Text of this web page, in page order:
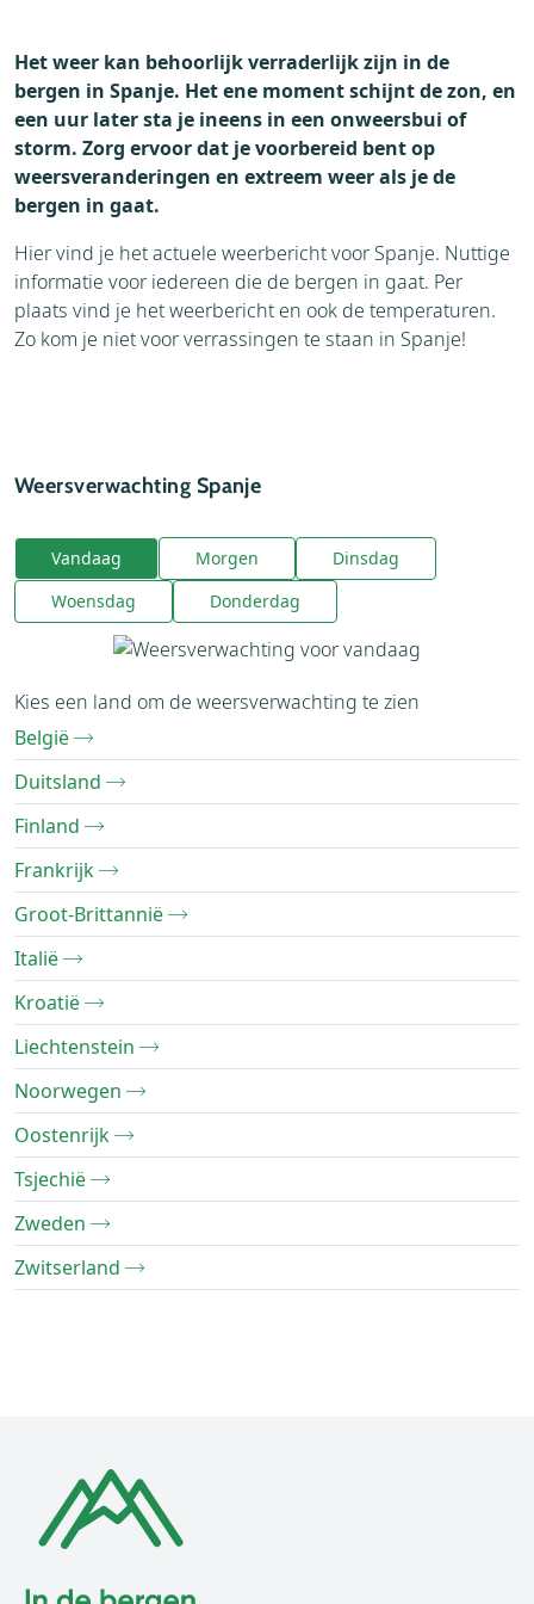
Vervoer
Het weer kan behoorlijk verraderlijk zijn in de
bergen in Spanje. Het ene moment schijnt de zon, en
een uur later sta je ineens in een onweersbui of
storm. Zorg ervoor dat je voorbereid bent op
weersveranderingen en extreem weer als je de
bergen in gaat.
Hier vind je het actuele weerbericht voor Spanje. Nuttige
informatie voor iedereen die de bergen in gaat. Per
plaats vind je het weerbericht en ook de temperaturen.
Zo kom je niet voor verrassingen te staan in Spanje!
Weersverwachting Spanje
Vandaag Morgen
Dinsdag
Woensdag
Donderdag
Kies een land om de weersverwachting te zien
België
Duitsland
Finland
Frankrijk
Groot-Brittannië
Italië
Kroatië
Liechtenstein
Noorwegen
Oostenrijk
Tsjechië
Zweden
Zwitserland